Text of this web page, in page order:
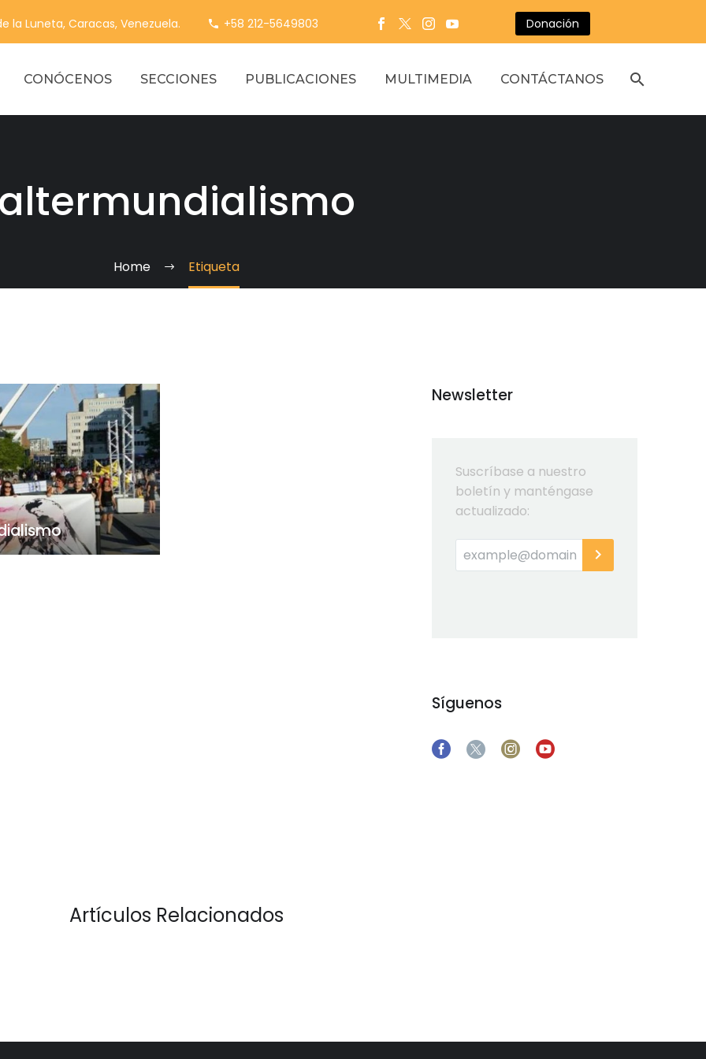
la Luneta, Caracas, Venezuela. +58 212-5649803 Donación
CONÓCENOS SECCIONES PUBLICACIONES MULTIMEDIA CONTÁCTANOS
altermundialismo
Home Etiqueta
Newsletter
Suscríbase a nuestro
boletín y manténgase
actualizado:
Síguenos
Artículos Relacionados